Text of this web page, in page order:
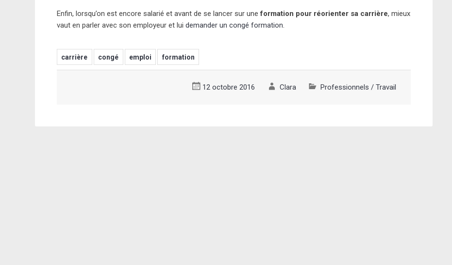
Enfin, lorsqu’on est encore salarié et avant de se lancer sur uneformation pour réorienter sa carrière, mieux
vaut en parler avec son employeur et lui demander un congé formation.
carrière congé emploi formation
12 octobre 2016 Clara Professionnels / Travail